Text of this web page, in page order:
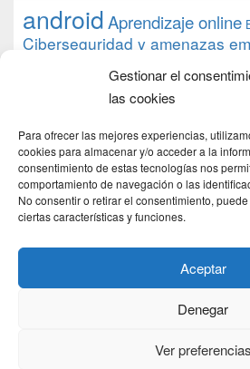
Gestionar el
las cookies
Para ofrecer las mejores experiencias,
cookies para almacenar y/o acceder a la
consentimiento de estas tecnologías nos
comportamiento de navegación o las
No consentir o retirar el consentimiento,
ciertas características y funciones.
Aceptar
Denegar
Ver preferencias
androidAprendizaje online
Ciberseguridad y amenazas
datos debian
Formación Google
proyecto PS4 python Raspberry
raspbian review Servidor Web
tecnológica
transmissiontutorial ubuntu server
Theme: Catch Box byCatch